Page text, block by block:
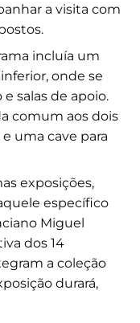
a visita com
incluía um
onde se
salas de apoio.
comum aos dois
uma cave para
exposições,
específico
Miguel
dos 14
a coleção
durará,